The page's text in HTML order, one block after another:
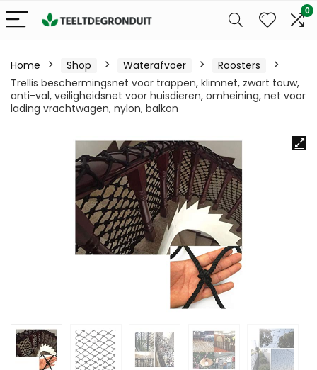
0
Home Shop Waterafvoer
Roosters
Trellis beschermingsnet voor trappen, klimnet, zwart touw,
anti-val, veiligheidsnet voor huisdieren, omheining, net voor
lading vrachtwagen, nylon, balkon